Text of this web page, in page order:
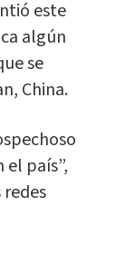
este
algún
se
China.
el país”,